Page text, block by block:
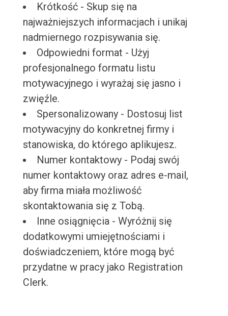
Krótkość - Skup się na
najważniejszych informacjach i unikaj
nadmiernego rozpisywania się.
Odpowiedni format - Użyj
profesjonalnego formatu listu
motywacyjnego i wyrażaj się jasno i
zwięźle.
Spersonalizowany - Dostosuj list
motywacyjny do konkretnej firmy i
stanowiska, do którego aplikujesz.
Numer kontaktowy - Podaj swój
numer kontaktowy oraz adres e-mail,
aby firma miała możliwość
skontaktowania się z Tobą.
Inne osiągnięcia - Wyróżnij się
dodatkowymi umiejętnościami i
doświadczeniem, które mogą być
przydatne w pracy jako Registration
Clerk.